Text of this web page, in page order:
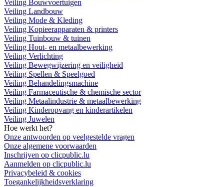
Veiling Bouwvoertuigen
Veiling Landbouw
Veiling Mode & Kleding
Veiling Kopieerapparaten & printers
Veiling Tuinbouw & tuinen
Veiling Hout- en metaalbewerking
Veiling Verlichting
Veiling Bewegwijzering en veiligheid
Veiling Spellen & Speelgoed
Veiling Behandelingsmachine
Veiling Farmaceutische & chemische sector
Veiling Metaalindustrie & metaalbewerking
Veiling Kinderopvang en kinderartikelen
Veiling Juwelen
Hoe werkt het?
Onze antwoorden op veelgestelde vragen
Onze algemene voorwaarden
Inschrijven op clicpublic.lu
Aanmelden op clicpublic.lu
Privacybeleid & cookies
Toegankelijkheidsverklaring